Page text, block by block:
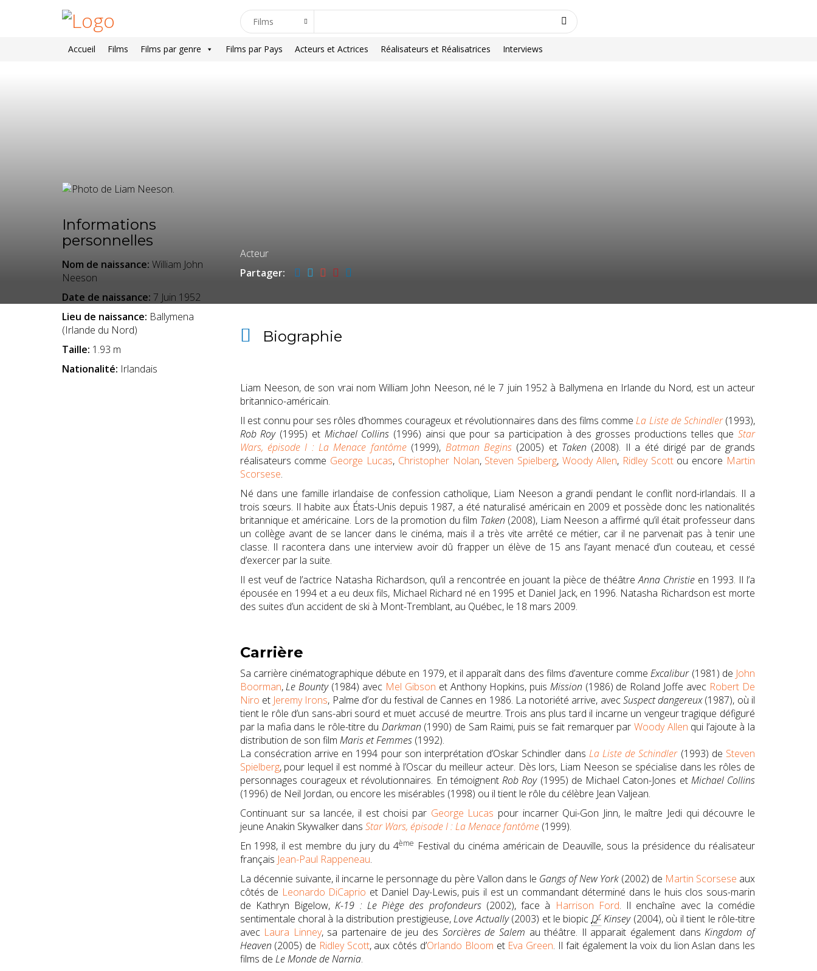
Accueil Films Films par genre Films par Pays Acteurs et Actrices Réalisateurs et Réalisatrices Interviews
Acteur
Partager:
Informations
personnelles
Nom de naissance: William John
Neeson
Date de naissance: 7 Juin 1952
Lieu de naissance: Ballymena
(Irlande du Nord)
Taille: 1.93 m
Nationalité: Irlandais
Biographie
Liam Neeson, de son vrai nom William John Neeson, né le7 juin 1952à Ballymena en Irlande du Nord, est un acteur
britannico-américain.
Il est connu pour ses rôles d’hommes courageux et révolutionnaires dans des films commeLa Liste de Schindler (1993),
Rob Roy(1995) et Michael Collins (1996) ainsi que pour sa participation à des grosses productions telles que Star
Wars, épisode I : La Menace fantôme (1999), Batman Begins (2005) et Taken (2008). Il a été dirigé par de grands
réalisateurs comme George Lucas, Christopher Nolan, Steven Spielberg,Woody Allen, Ridley Scottou encore Martin
Scorsese.
Né dans une famille irlandaise de confession catholique, Liam Neeson a grandi pendant le conflit nord-irlandais. Il a
trois sœurs. Il habite aux États-Unis depuis 1987, a été naturalisé américain en 2009 et possède donc les nationalités
britannique et américaine. Lors de la promotion du film Taken (2008), Liam Neeson a affirmé qu’il était professeur dans
un collège avant de se lancer dans le cinéma, mais il a très vite arrêté ce métier, car il ne parvenait pas à tenir une
classe. Il racontera dans une interview avoir dû frapper un élève de 15 ans l’ayant menacé d’un couteau, et cessé
d’exercer par la suite.
Il est veuf de l’actrice Natasha Richardson, qu’il a rencontrée en jouant la pièce de théâtreAnna Christieen 1993. Il l’a
épousée en 1994 et a eu deux fils, Michael Richard né en 1995 et Daniel Jack, en 1996. Natasha Richardson est morte
des suites d’un accident de ski à Mont-Tremblant, au Québec, le 18 mars 2009.
Carrière
Sa carrière cinématographique débute en 1979, et il apparaît dans des films d’aventure commeExcalibur(1981) de John
Boorman,Le Bounty(1984) avec Mel Gibson et Anthony Hopkins, puis Mission (1986) de Roland Joffe avec Robert De
Niro et Jeremy Irons, Palme d’or du festival de Cannes en 1986. La notoriété arrive, avecSuspect dangereux(1987), où il
tient le rôle d’un sans-abri sourd et muet accusé de meurtre. Trois ans plus tard il incarne un vengeur tragique défiguré
par la mafia dans le rôle-titre du Darkman (1990) de Sam Raimi, puis se fait remarquer par Woody Allen qui l’ajoute à la
distribution de son film Maris et Femmes(1992).
La consécration arrive en 1994 pour son interprétation d’Oskar Schindler dans La Liste de Schindler(1993) de Steven
Spielberg, pour lequel il est nommé à l’Oscar du meilleur acteur. Dès lors, Liam Neeson se spécialise dans les rôles de
personnages courageux et révolutionnaires. En témoignent Rob Roy(1995) de Michael Caton-Jones et Michael Collins
(1996) de Neil Jordan, ou encore les misérables (1998) ou il tient le rôle du célèbre Jean Valjean.
Continuant sur sa lancée, il est choisi par George Lucas pour incarner Qui-Gon Jinn, le maître Jedi qui découvre le
jeune Anakin Skywalker dans Star Wars, épisode I : La Menace fantôme (1999).
En 1998, il est membre du jury du 4ème Festival du cinéma américain de Deauville, sous la présidence du réalisateur
français Jean-Paul Rappeneau.
La décennie suivante, il incarne le personnage du père Vallon dans le Gangs of New York(2002) de Martin Scorsese aux
côtés de Leonardo DiCaprio et Daniel Day-Lewis, puis il est un commandant déterminé dans le huis clos sous-marin
de Kathryn Bigelow,K-19 : Le Piège des profondeurs(2002), face à Harrison Ford. Il enchaîne avec la comédie
sentimentale choral à la distribution prestigieuse,Love Actually(2003) et le biopic DrKinsey(2004), où il tient le rôle-titre
avec Laura Linney, sa partenaire de jeu des Sorcières de Salem au théâtre. Il apparait également dansKingdom of
Heaven (2005) de Ridley Scott, aux côtés d’Orlando Bloom et Eva Green. Il fait également la voix du lion Aslan dans les
films de Le Monde de Narnia.